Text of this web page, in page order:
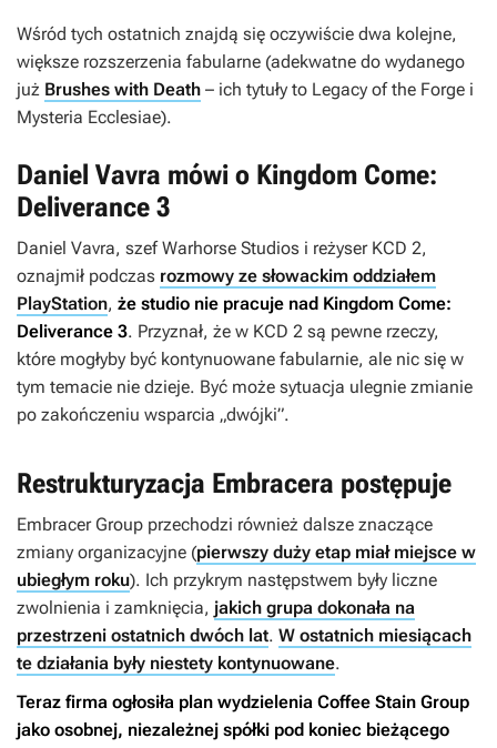
Wśród tych ostatnich znajdą się oczywiście dwa kolejne,
większe rozszerzenia fabularne (adekwatne do wydanego
już Brushes with Death – ich tytuły to Legacy of the Forge i
Mysteria Ecclesiae).
Daniel Vavra mówi o Kingdom Come:
Deliverance 3
Daniel Vavra, szef Warhorse Studios i reżyser KCD 2,
oznajmił podczas rozmowy ze słowackim oddziałem
PlayStation, że studio nie pracuje nad Kingdom Come:
Deliverance 3. Przyznał, że w KCD 2 są pewne rzeczy,
które mogłyby być kontynuowane fabularnie, ale nic się w
tym temacie nie dzieje. Być może sytuacja ulegnie zmianie
po zakończeniu wsparcia „dwójki”.
Restrukturyzacja Embracera postępuje
Embracer Group przechodzi również dalsze znaczące
zmiany organizacyjne (pierwszy duży etap miał miejsce w
ubiegłym roku). Ich przykrym następstwem były liczne
zwolnienia i zamknięcia, jakich grupa dokonała na
przestrzeni ostatnich dwóch lat. W ostatnich miesiącach
te działania były niestety kontynuowane.
Teraz firma ogłosiła plan wydzielenia Coffee Stain Group
jako osobnej, niezależnej spółki pod koniec bieżącego